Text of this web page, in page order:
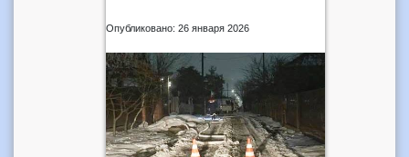
Опубликовано: 26 января 2026